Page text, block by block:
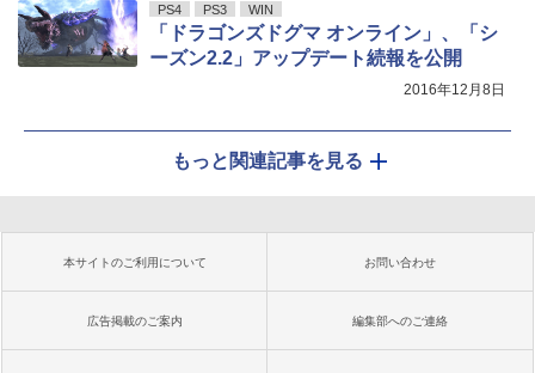
PS4 PS3 WIN
「ドラゴンズドグマ オンライン」、「シ
ーズン2.2」アップデート続報を公開
2016年12月8日
もっと関連記事を見る
本サイトのご利用について お問い合わせ
広告掲載のご案内 編集部へのご連絡